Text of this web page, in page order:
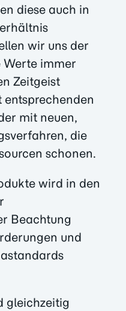
diese auch in
wir uns der
Werte immer
Zeitgeist
entsprechenden
mit neuen,
die
schonen.
wird in den
Beachtung
und
gleichzeitig